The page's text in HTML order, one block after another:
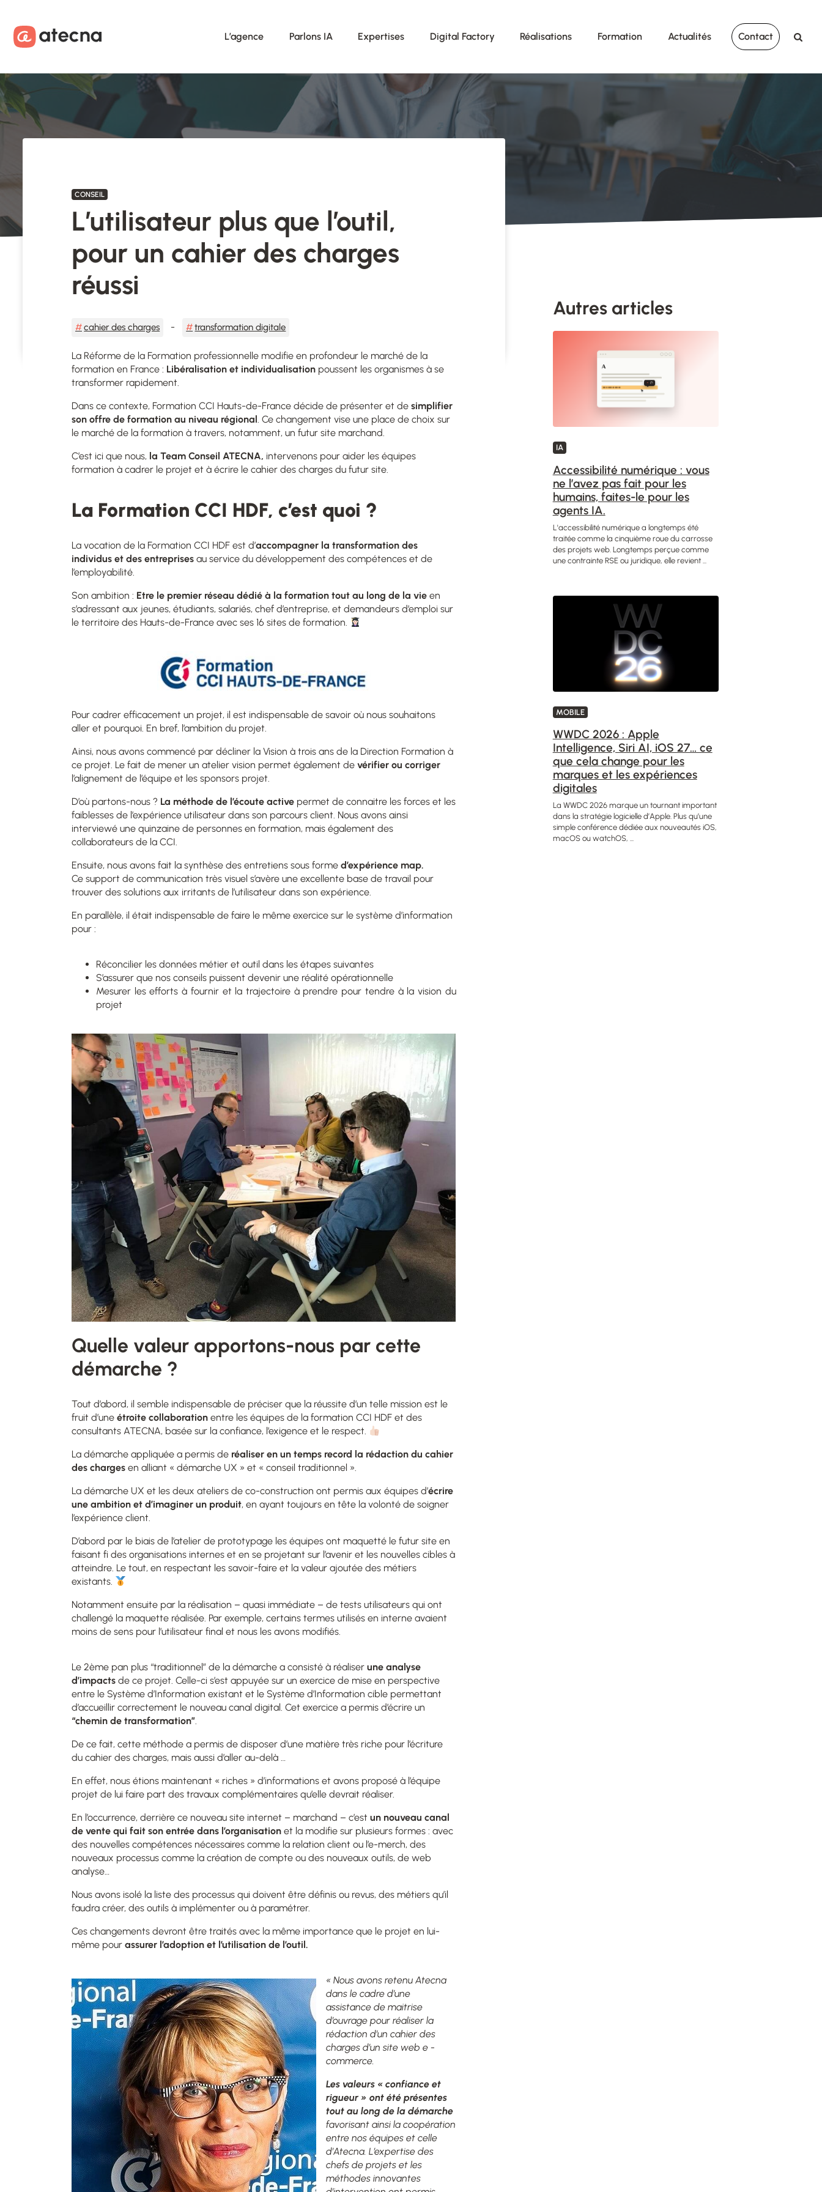
L’agence Parlons IA Expertises Digital Factory Réalisations Formation Actualités Contact
CONSEIL
L’utilisateur plus que l’outil,
pour un cahier des charges
réussi
cahier des charges transformation digitale
La Réforme de la Formation professionnelle modifie en profondeur le marché de la
formation en France : Libéralisation et individualisation poussent les organismes à se
transformer rapidement.
Dans ce contexte, Formation CCI Hauts-de-France décide de présenter et de simplifier
son offre de formation au niveau régional. Ce changement vise une place de choix sur
le marché de la formation à travers, notamment, un futur site marchand.
C’est ici que nous, la Team Conseil ATECNA, intervenons pour aider les équipes
formation à cadrer le projet et à écrire le cahier des charges du futur site.
La Formation CCI HDF, c’est quoi ?
La vocation de la Formation CCI HDF est d’accompagner la transformation des
individus et des entreprises au service du développement des compétences et de
l’employabilité.
Son ambition : Etre le premier réseau dédié à la formation tout au long de la vie en
s’adressant aux jeunes, étudiants, salariés, chef d’entreprise, et demandeurs d’emploi sur
le territoire des Hauts-de-France avec ses 16 sites de formation.
Pour cadrer efficacement un projet, il est indispensable de savoir où nous souhaitons
aller et pourquoi. En bref, l’ambition du projet.
Ainsi, nous avons commencé par décliner la Vision à trois ans de la Direction Formation à
ce projet. Le fait de mener un atelier vision permet également de vérifier ou corriger
l’alignement de l’équipe et les sponsors projet.
D’où partons-nous ? La méthode de l’écoute active permet de connaitre les forces et les
faiblesses de l’expérience utilisateur dans son parcours client. Nous avons ainsi
interviewé une quinzaine de personnes en formation, mais également des
collaborateurs de la CCI.
Ensuite, nous avons fait la synthèse des entretiens sous forme d’expérience map.
Ce support de communication très visuel s’avère une excellente base de travail pour
trouver des solutions aux irritants de l’utilisateur dans son expérience.
En parallèle, il était indispensable de faire le même exercice sur le système d’information
pour :
Réconcilier les données métier et outil dans les étapes suivantes
S’assurer que nos conseils puissent devenir une réalité opérationnelle
Mesurer les efforts à fournir et la trajectoire à prendre pour tendre à la vision du
projet
Quelle valeur apportons-nous par cette
démarche ?
Tout d’abord, il semble indispensable de préciser que la réussite d’un telle mission est le
fruit d’une étroite collaboration entre les équipes de la formation CCI HDF et des
consultants ATECNA, basée sur la confiance, l’exigence et le respect.
La démarche appliquée a permis de réaliser en un temps record la rédaction du cahier
des charges en alliant « démarche UX » et « conseil traditionnel ».
La démarche UX et les deux ateliers de co-construction ont permis aux équipes d’écrire
une ambition et d’imaginer un produit, en ayant toujours en tête la volonté de soigner
l’expérience client.
D’abord par le biais de l’atelier de prototypage les équipes ont maquetté le futur site en
faisant fi des organisations internes et en se projetant sur l’avenir et les nouvelles cibles à
atteindre. Le tout, en respectant les savoir-faire et la valeur ajoutée des métiers
existants.
Notamment ensuite par la réalisation – quasi immédiate – de tests utilisateurs qui ont
challengé la maquette réalisée. Par exemple, certains termes utilisés en interne avaient
moins de sens pour l’utilisateur final et nous les avons modifiés.
Le 2ème pan plus “traditionnel” de la démarche a consisté à réaliser une analyse
d’impacts de ce projet. Celle-ci s’est appuyée sur un exercice de mise en perspective
entre le Système d’Information existant et le Système d’Information cible permettant
d’accueillir correctement le nouveau canal digital. Cet exercice a permis d’écrire un
“chemin de transformation”.
De ce fait, cette méthode a permis de disposer d’une matière très riche pour l’écriture
du cahier des charges, mais aussi d’aller au-delà …
En effet, nous étions maintenant « riches » d’informations et avons proposé à l’équipe
projet de lui faire part des travaux complémentaires qu’elle devrait réaliser.
En l’occurrence, derrière ce nouveau site internet – marchand – c’est un nouveau canal
de vente qui fait son entrée dans l’organisation et la modifie sur plusieurs formes : avec
des nouvelles compétences nécessaires comme la relation client ou l’e-merch, des
nouveaux processus comme la création de compte ou des nouveaux outils, de web
analyse…
Nous avons isolé la liste des processus qui doivent être définis ou revus, des métiers qu’il
faudra créer, des outils à implémenter ou à paramétrer.
Ces changements devront être traités avec la même importance que le projet en lui-
même pour assurer l’adoption et l’utilisation de l’outil.
« Nous avons retenu Atecna
dans le cadre d’une
assistance de maitrise
d’ouvrage pour réaliser la
rédaction d’un cahier des
charges d’un site web e -
commerce.
Les valeurs « confiance et
rigueur » ont été présentes
tout au long de la démarche
favorisant ainsi la coopération
entre nos équipes et celle
d’Atecna. L’expertise des
chefs de projets et les
méthodes innovantes
Autres articles
IA
Accessibilité numérique : vous
ne l’avez pas fait pour les
humains, faites-le pour les
agents IA.
L'accessibilité numérique a longtemps été
traitée comme la cinquième roue du carrosse
des projets web. Longtemps perçue comme
une contrainte RSE ou juridique, elle revient ...
MOBILE
WWDC 2026 : Apple
Intelligence, Siri AI, iOS 27… ce
que cela change pour les
marques et les expériences
digitales
La WWDC 2026 marque un tournant important
dans la stratégie logicielle d’Apple. Plus qu’une
simple conférence dédiée aux nouveautés iOS,
macOS ou watchOS, ...